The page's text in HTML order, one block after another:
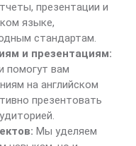
презентации и
языке,
стандартам.
и презентациям:
помогут вам
на английском
презентовать
Мы уделяем